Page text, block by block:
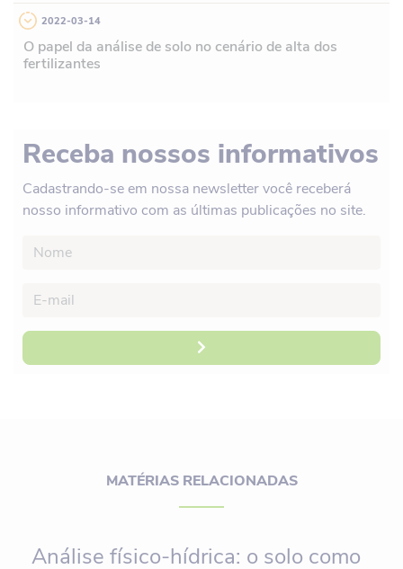
2022-03-14
O papel da análise de solo no cenário de alta dos
fertilizantes
Receba nossos informativos
Cadastrando-se em nossa newsletter você receberá
nosso informativo com as últimas publicações no site.
MATÉRIAS RELACIONADAS
Análise físico-hídrica: o solo como